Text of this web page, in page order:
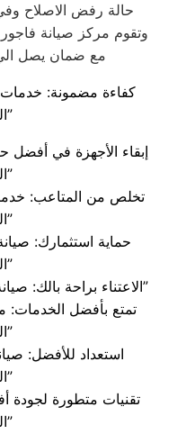
حالة رفض الاصلاح
وتقوم مركز صيانة
مع ضمان يصل
السويس”
السويس”
السويس”
السويس”
“الاعتناء براحة بالك: صيانة فاجور السلسة في السويس”
السويس”
السويس”
السويس”